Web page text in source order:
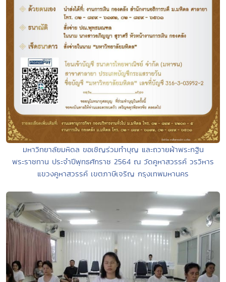
มหาวิทยาลัยมหิดล ขอเชิญร่วมทำบุญ และถวายผ้าพระกฐิน
พระราชทาน ประจำปีพุทธศักราช 2564 ณ วัดคูหาสวรรค์ วรวิหาร
แขวงคูหาสวรรค์ เขตภาษีเจริญ กรุงเทพมหานคร